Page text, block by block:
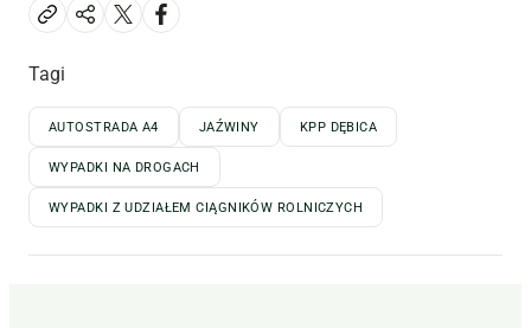
Tagi
AUTOSTRADA A4 JAŹWINY KPP DĘBICA
WYPADKI NA DROGACH
WYPADKI Z UDZIAŁEM CIĄGNIKÓW ROLNICZYCH